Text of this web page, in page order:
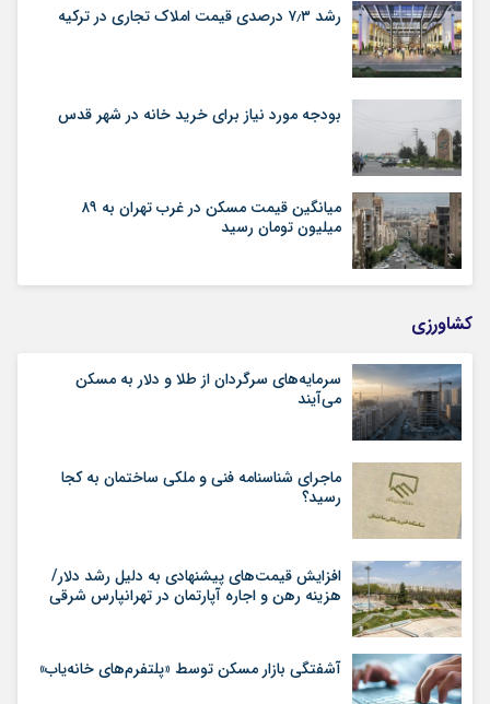
رشد ۷٫۳ درصدی قیمت‌ املاک تجاری در ترکیه
بودجه مورد نیاز برای خرید خانه در شهر قدس
میانگین قیمت مسکن در غرب تهران به ۸۹
میلیون تومان رسید
کشاورزی
سرمایه‌های سرگردان از طلا و دلار به مسکن
می‌آیند
ماجرای شناسنامه‌ فنی و ملکی ساختمان به کجا
رسید؟
افزایش قیمت‌های پیشنهادی به دلیل رشد دلار/
هزینه رهن و اجاره آپارتمان در تهرانپارس شرقی
آشفتگی بازار مسکن توسط «پلتفرم‌های خانه‌یاب»